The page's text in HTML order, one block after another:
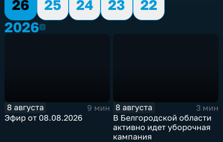
26
25 24 23
22
20262026
8 августа
9 мин
Эфир от 08.08.2026
8 августа
3 мин
В Белгородской области
активно идет уборочная
кампания